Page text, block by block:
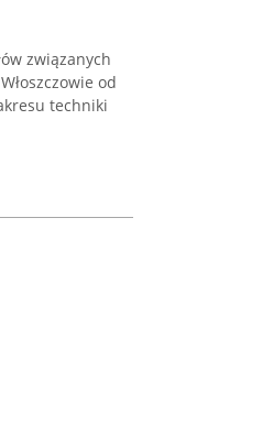
związanych
od
techniki